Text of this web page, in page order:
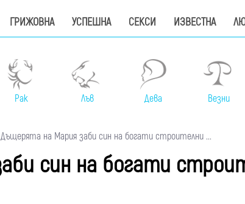
ГРИЖОВНА УСПЕШНА СЕКСИ ИЗВЕСТНА
Рак Лъв Дева Везни
Дъщерята на Мария заби син на богати строителни ...
син на богати